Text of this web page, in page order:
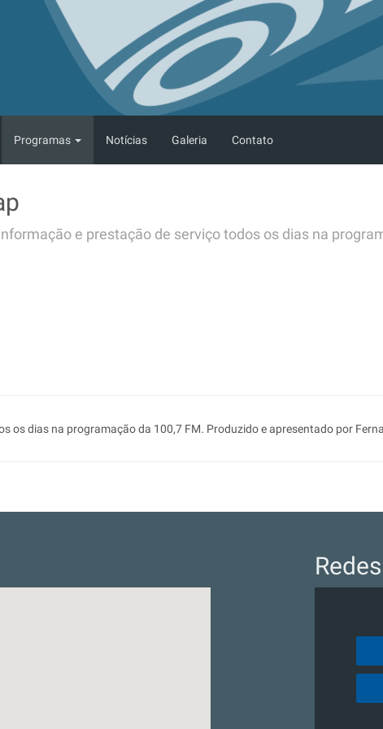
Programas Notícias Galeria Contato
e prestação de serviço todos os dias na
os dias na programação da 100,7 FM. Produzido e apresentado por